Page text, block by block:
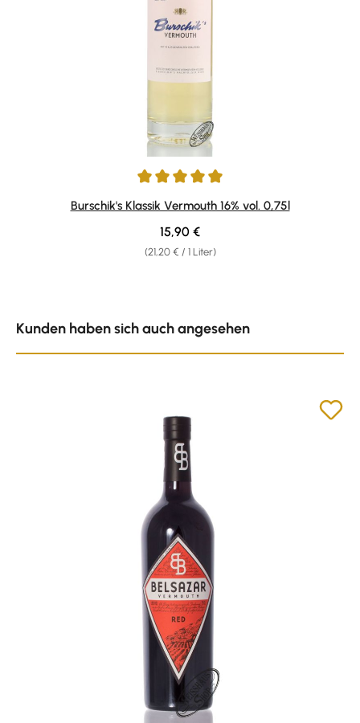
Durchschnittliche Bewertung von 5 von 5 Sternen
Burschik's Klassik Vermouth 16% vol. 0,75l
(21,20 € / 1 Liter)
Regulärer Preis:
15,90 €
Kunden haben sich auch angesehen